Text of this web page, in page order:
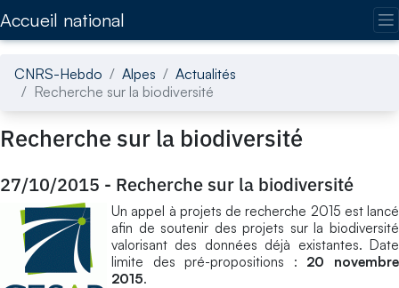
Accueil national
CNRS-Hebdo Alpes
Actualités
Recherche sur la biodiversité
Recherche sur la biodiversité
27/10/2015 - Recherche sur la biodiversité
Un appel à projets de recherche 2015 est lancé
afin de soutenir des projets sur la biodiversité
valorisant des données déjà existantes. Date
limite des pré-propositions : 20 novembre
2015.